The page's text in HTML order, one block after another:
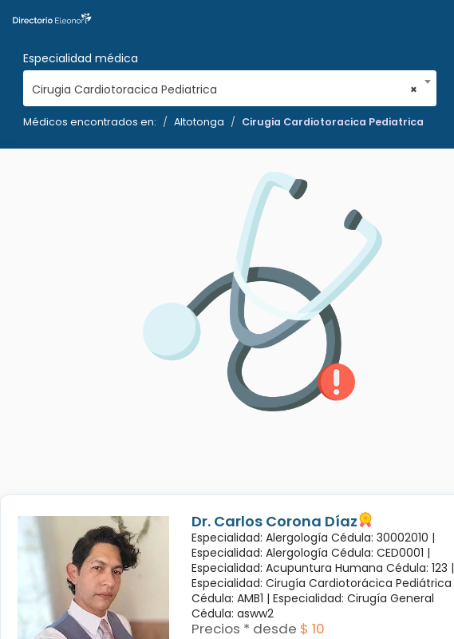
Especialidad médica
×
Cirugia Cardiotoracica Pediatrica
Médicos encontrados en: Altotonga Cirugia Cardiotoracica Pediatrica
Dr. Carlos Corona Díaz
Especialidad: Alergología Cédula: 30002010 |
Especialidad: Alergología Cédula: CED0001 |
Especialidad: Acupuntura Humana Cédula: 123 |
Especialidad: Cirugía Cardiotorácica Pediátrica
Cédula: AMB1 | Especialidad: Cirugía General
Cédula: asww2
Precios * desde $ 10